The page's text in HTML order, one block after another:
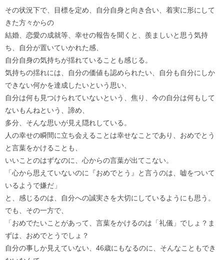
その状況下で、目標を定め、自分自身と向き合い、着実に形にして
きた方々からの
結婚、恋愛の成就等、幸せの報告を聞くと、羨ましいと思う気持
ち、自分が置いていかれた感、
自分自身の気持ちが揺れていることも感じる。
気持ちの揺れには、自分の価値も認められたい、自分も自分にしか
できない何かを達成したいという思い、
自分は何も見つけられていないという、焦り、今の自分は何もして
ないもんねという、諦め、
多分、そんな思いが見え隠れしている。
人の幸せの瞬間に立ち会えることは幸せなことであり、おめでとう
と言葉をかけることも、
いいことのはずなのに、心からの言葉が出てこない。
「心から思えていないのに『おめでとう』と言うのは、嘘をついて
いるようで嫌だ」
と、感じるのは、自分への誠実さを大切にしているようにも思う。
でも、その一方で、
「おめでたいことがあって、言葉をかけるのは「礼儀」でしょ？ま
ずは、おめでとうでしょ？
自分の事しか見えていない、46歳にもなるのに、そんなこともでき